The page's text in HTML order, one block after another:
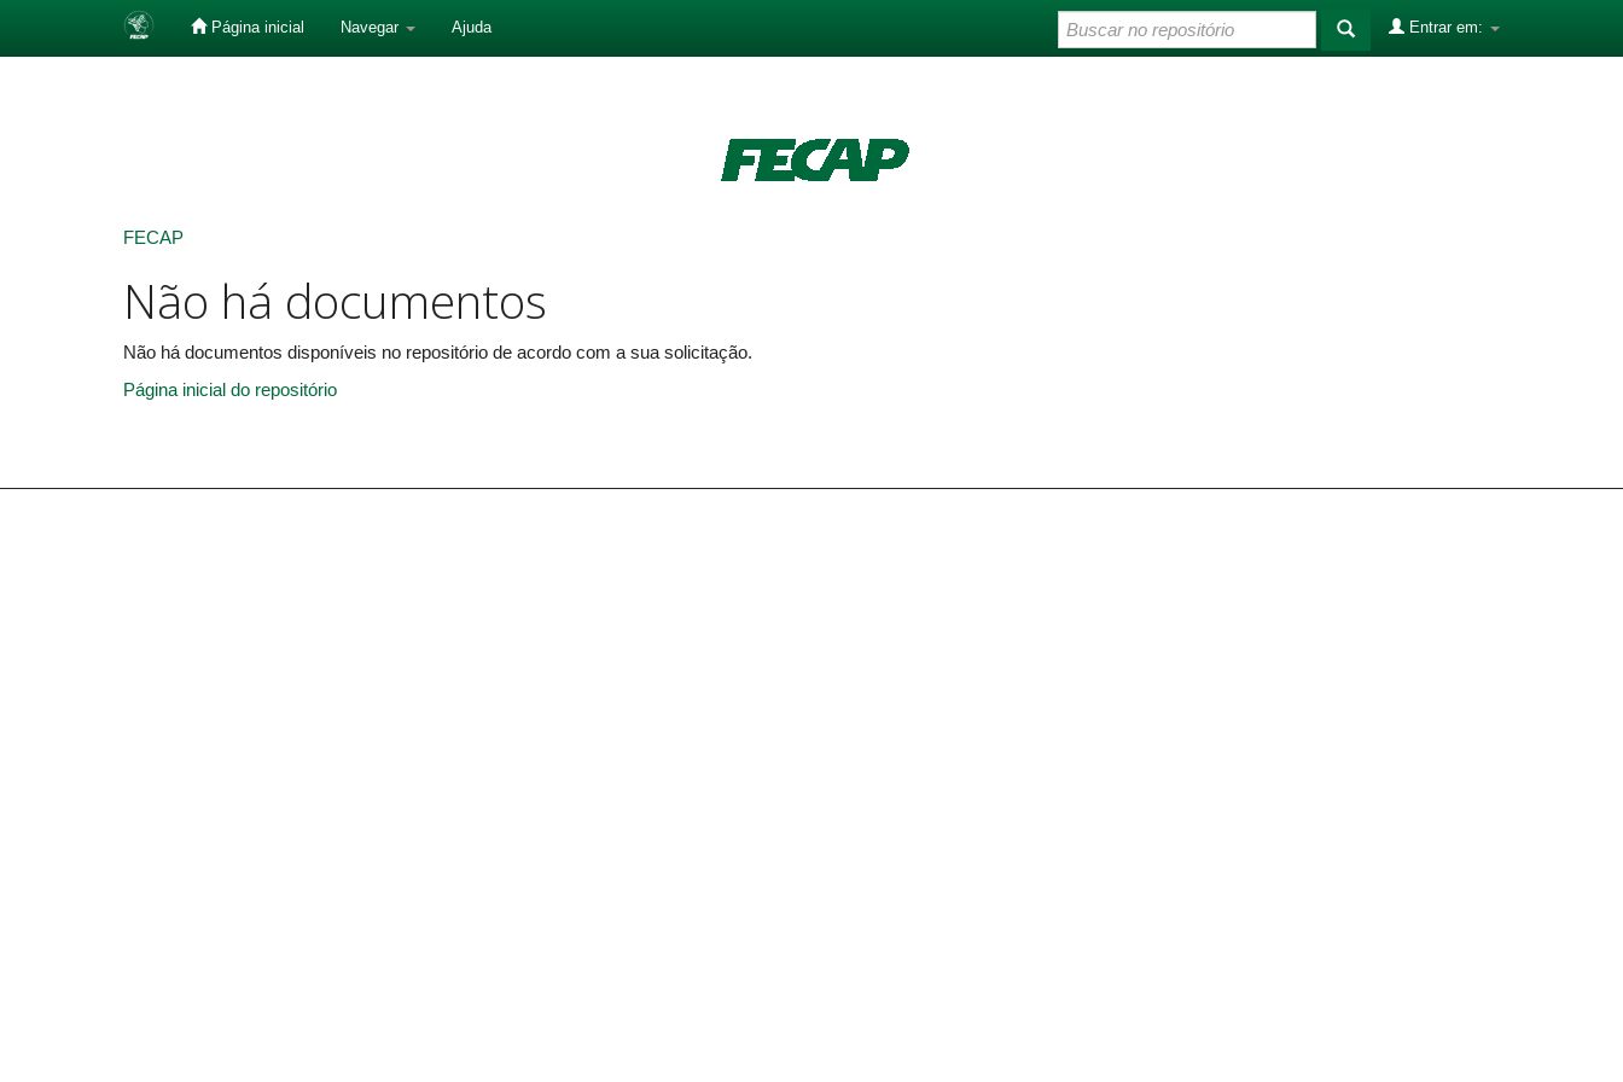
Página inicial Navegar Ajuda Entrar em:
FECAP
Não há documentos
Não há documentos disponíveis no repositório de acordo com a sua solicitação.
Página inicial do repositório